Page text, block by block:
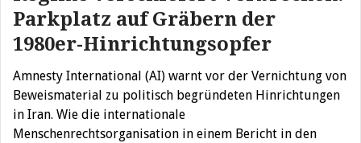
Parkplatz auf Gräbern der
1980er-Hinrichtungsopfer
Amnesty International (AI) warnt vor der Vernichtung von
Beweismaterial zu politisch begründeten Hinrichtungen
in Iran. Wie die internationale
Menschenrechtsorganisation in einem Bericht in den